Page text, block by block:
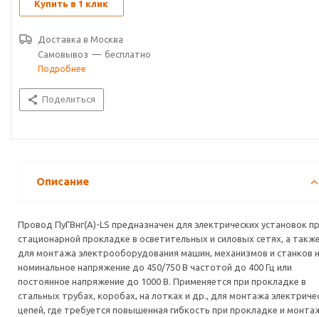
Купить в 1 клик
Доставка в Москва
Самовывоз — бесплатно
Подробнее
Поделиться
Описание
Провод ПуГВнг(А)-LS предназначен для электрических установок
стационарной прокладке в осветительных и силовых сетях, а
для монтажа электрооборудования машин, механизмов и станков
номинальное напряжение до 450/750 В частотой до 400 Гц или
постоянное напряжение до 1000 В. Применяется при прокладке в
стальных трубах, коробах, на лотках и др., для монтажа
цепей, где требуется повышенная гибкость при прокладке и